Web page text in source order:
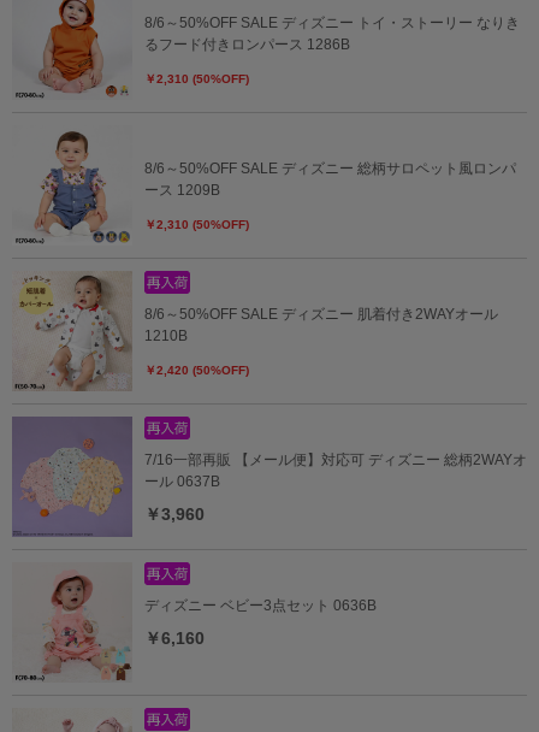
8/6～50%OFF SALE ディズニー トイ・ストーリー なりき
るフード付きロンパース 1286B
￥2,310 (50%OFF)
8/6～50%OFF SALE ディズニー 総柄サロペット風ロンパ
ース 1209B
￥2,310 (50%OFF)
8/6～50%OFF SALE ディズニー 肌着付き2WAYオール
1210B
￥2,420 (50%OFF)
7/16一部再販 【メール便】対応可 ディズニー 総柄2WAYオ
ール 0637B
￥3,960
ディズニー ベビー3点セット 0636B
￥6,160